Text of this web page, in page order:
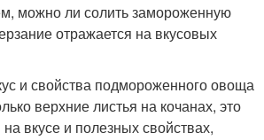
можно ли солить замороженную
отражается на вкусовых
и свойства подмороженного овоща
верхние листья на кочанах, это
на вкусе и полезных свойствах,